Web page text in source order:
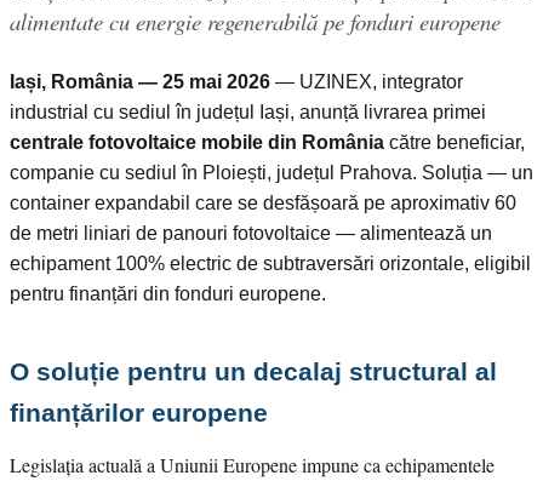
alimentate cu energie regenerabilă pe fonduri europene
Iași, România — 25 mai 2026 — UZINEX, integrator
industrial cu sediul în județul Iași, anunță livrarea primei
centrale fotovoltaice mobile din România către beneficiar,
companie cu sediul în Ploiești, județul Prahova. Soluția — un
container expandabil care se desfășoară pe aproximativ 60
de metri liniari de panouri fotovoltaice — alimentează un
echipament 100% electric de subtraversări orizontale, eligibil
pentru finanțări din fonduri europene.
O soluție pentru un decalaj structural al
finanțărilor europene
Legislația actuală a Uniunii Europene impune ca echipamentele